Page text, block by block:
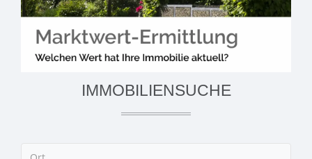
IMMOBILIENSUCHE